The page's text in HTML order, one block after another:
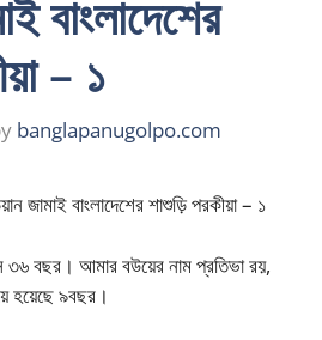
বাংলাদেশের
– ১
banglapanugolpo.com
বাংলাদেশের শাশুড়ি পরকীয়া – ১
বছর। আমার বউয়ের নাম প্রতিভা রয়,
হয়েছে ৯বছর।